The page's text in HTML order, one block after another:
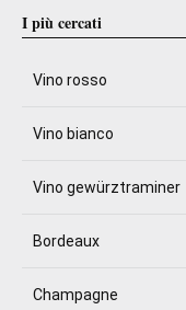
I più cercati
Vino rosso
Vino bianco
Vino gewürztraminer
Bordeaux
Champagne